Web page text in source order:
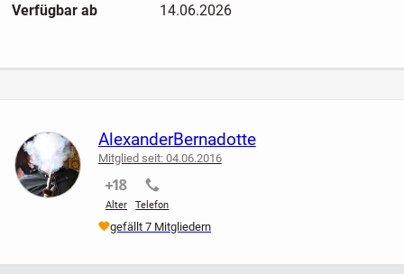
Verfügbar ab 14.06.2026
AlexanderBernadotte
Mitglied seit: 04.06.2016
Alter
nicht verifiziert
Telefon
nicht verifiziert
gefällt 7 Mitgliedern